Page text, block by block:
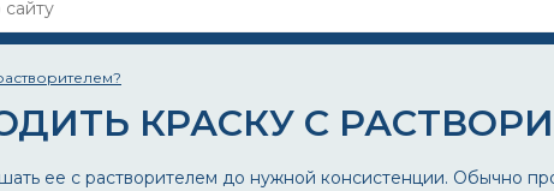
КРАСКУ С
ее с растворителем до нужной консистенции. Обычно